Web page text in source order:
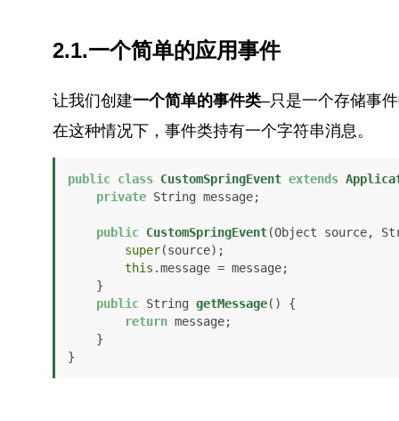
2.1.一个简单的应用事件
让我们创建一个简单的事件类–只是一个存储事
在这种情况下，事件类持有一个字符串消息。
public class CustomSpringEvent extends
private String message;
public CustomSpringEvent(Object source,
super(source);
this .message = message;
public String getMessage()
{
return message;
}